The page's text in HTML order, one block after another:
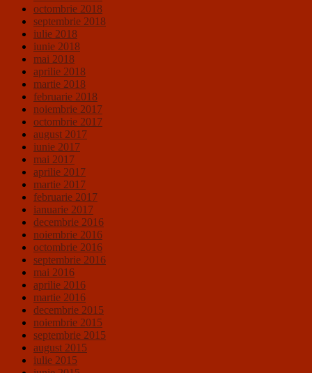
octombrie 2018
septembrie 2018
iulie 2018
iunie 2018
mai 2018
aprilie 2018
martie 2018
februarie 2018
noiembrie 2017
octombrie 2017
august 2017
iunie 2017
mai 2017
aprilie 2017
martie 2017
februarie 2017
ianuarie 2017
decembrie 2016
noiembrie 2016
octombrie 2016
septembrie 2016
mai 2016
aprilie 2016
martie 2016
decembrie 2015
noiembrie 2015
septembrie 2015
august 2015
iulie 2015